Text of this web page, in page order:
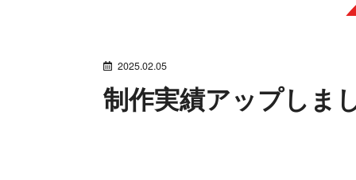
2025.02.05
制作実績アップ し ま